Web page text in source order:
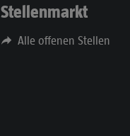
Stellenmarkt
Alle offenen Stellen